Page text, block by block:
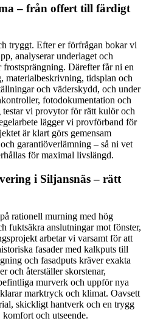
– från offert till färdigt
tryggt. Efter er förfrågan bokar vi
analyserar underlaget och
Därefter får ni en
materialbeskrivning, tidsplan och
och väderskydd, och under
fotodokumentation och
vi provytor för rätt kulör och
lägger vi provförband för
är klart görs gemensam
garantiöverlämning – så ni vet
för maximal livslängd.
i Siljansnäs – rätt
rationell murning med hög
fuktsäkra anslutningar mot fönster,
arbetar vi varsamt för att
fasader med kalkputs till
och fasadputs kräver exakta
och återställer skorstenar,
murverk och uppför nya
marktryck och klimat. Oavsett
skickligt hantverk och en trygg
och utseende.